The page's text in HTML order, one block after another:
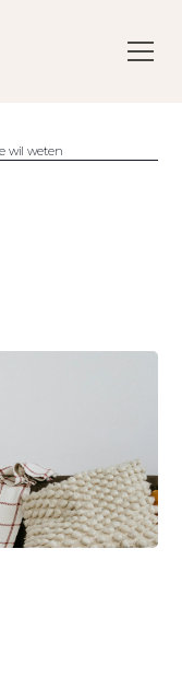
wil weten